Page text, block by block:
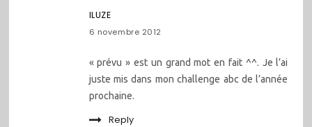
ILUZE
6 novembre 2012
« prévu » est un grand mot en fait ^^. Je l’ai
juste mis dans mon challenge abc de l’année
prochaine.
Reply